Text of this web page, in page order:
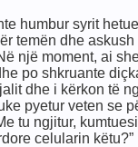
humbur syrit
temën dhe
një moment, ai
po shkruante
dhe i kërkon të
pyetur veten se
tu ngjitur,
celularin këtu?”